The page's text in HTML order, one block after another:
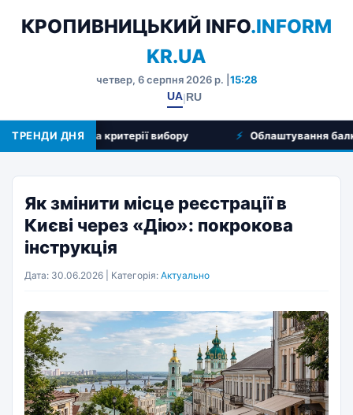
КРОПИВНИЦЬКИЙ INFO.INFORM
KR.UA
четвер, 6 серпня 2026 р. | 15:28
UA|RU
ТРЕНДИ ДНЯ
та критерії вибору Облаштування балконів
Як змінити місце реєстрації в
Києві через «Дію»: покрокова
інструкція
Дата: 30.06.2026 | Категорія: Актуально